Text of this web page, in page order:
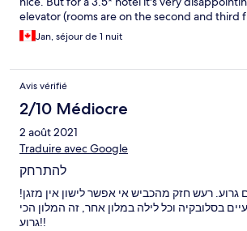
elevator (rooms are on the second and third
suitcases up is no fun. There is no coffee
the rooms. There is a water kettle at the
And finally, the pictures show rooms better
furniture that the actual state: sofa, coffee
the picture) vs coffee table with 1 armchair
rating should be fixed on Expedia.
should warn that there is no elevator.
Jan, séjour de 1 nuit
Avis vérifié
2/10 Médiocre
2 août 2021
Traduire avec Google
להתרחק
גרוע. רעש חזק מהכביש אי אפשר לישון אין מזגן!
בסלובקיה וכל לילה במלון אחר, זה המלון הכי
גרוע!!